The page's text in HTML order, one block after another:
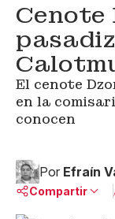
Cenote
El cenote
en la
conocen
Por Efraín
Compartir